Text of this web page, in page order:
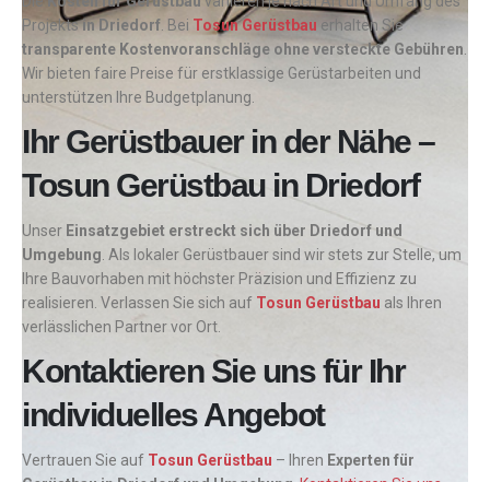
Projektsin Driedorf . Bei Tosun Gerüstbau erhalten Sie
transparente Kostenvoranschläge ohne versteckte Gebühren
Wir bieten faire Preise für erstklassige Gerüstarbeiten und
unterstützen Ihre Budgetplanung.
Ihr Gerüstbauer in der Nähe –
Tosun Gerüstbau in Driedorf
Unser Einsatzgebiet erstreckt sich über Driedorf und
Umgebung . Als lokaler Gerüstbauer sind wir stets zur Stelle, um
Ihre Bauvorhaben mit höchster Präzision und Effizienz zu
realisieren. Verlassen Sie sich auf Tosun Gerüstbau als Ihren
verlässlichen Partner vor Ort.
Kontaktieren Sie uns für Ihr
individuelles Angebot
Vertrauen Sie auf Tosun Gerüstbau – Ihren Experten für